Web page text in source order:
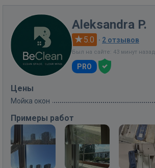
Aleksandra P.
5.0 · 2 отзывов
Был на сайте: 43 минут назад
PRO
Цены
Мойка окон
Примеры работ